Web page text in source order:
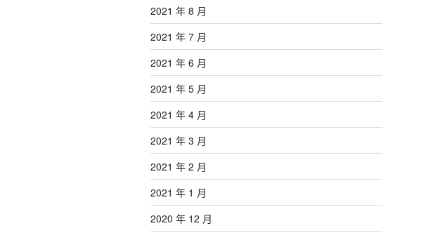
2021 年 8 月
2021 年 7 月
2021 年 6 月
2021 年 5 月
2021 年 4 月
2021 年 3 月
2021 年 2 月
2021 年 1 月
2020 年 12 月